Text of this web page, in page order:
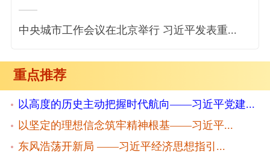
中央城市工作会议在北京举行 习近平发表重...
重点推荐
以高度的历史主动把握时代航向——习近平党建...
以坚定的理想信念筑牢精神根基——习近平...
东风浩荡开新局 ——习近平经济思想指引...